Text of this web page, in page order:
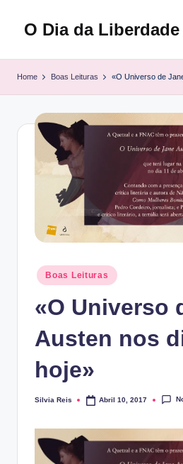
O Dia da Liberdade
Home Boas Leituras «O Universo de
PostedBoas Leituras
«O Universo
Austen nos
hoje»
Posted
Silvia Reis Abril 10, 2017